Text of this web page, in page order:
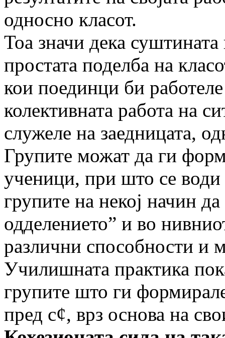
односно класот.
Тоа значи дека
простата поделба на
кои поединци би
колективната работа на
служеле на заедницата,
Групите можат да ги
ученици, при што се
групите на некој начин
одделението” и во
различни способности и
Училишната практика
групите што ги
пред с¢, врз основа на